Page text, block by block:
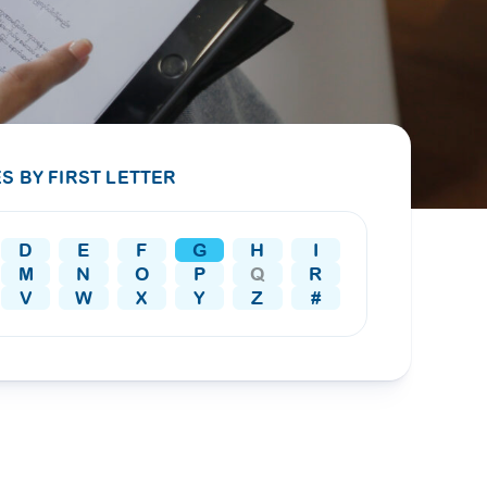
DISEASES AND CONDITIONS
22 APR 2026
ဆစ် ပြင်းထန်ကူးစက်ရောဂါ)
လီယွိုက်ဒိုးဆစ် ပြင်းထန်
ကူးစက်ရောဂါ...
PRESS RELEASE
29 AUG 2024
CLL HEALTH unveils
primary care
services
Yangon, Myanmar, 29
August 2024 — CLL
BY FIRST LETTER
D E F G H
I
M N O P Q
R
V W X Y Z #